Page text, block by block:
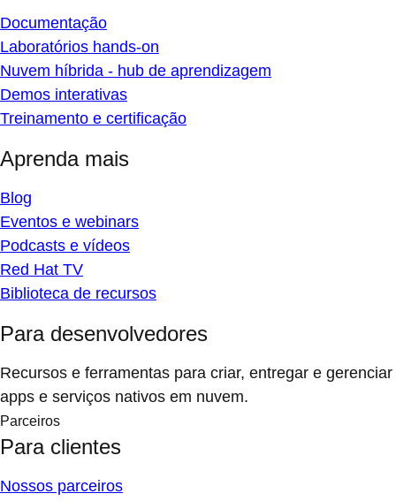
Documentação
Laboratórios hands-on
Nuvem híbrida - hub de aprendizagem
Demos interativas
Treinamento e certificação
Aprenda mais
Blog
Eventos e webinars
Podcasts e vídeos
Red Hat TV
Biblioteca de recursos
Para desenvolvedores
Recursos e ferramentas para criar, entregar e gerenciar
apps e serviços nativos em nuvem.
Parceiros
Para clientes
Nossos parceiros